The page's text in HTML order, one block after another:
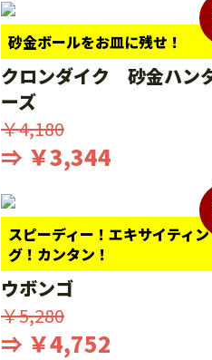
砂金ボールをお皿に残せ！
クロンダイク 砂金ハン
ーズ
￥4,180
⇒ ￥3,344
スピーディー！エキサイティン
グ！カンタン！
ウボンゴ
￥5,280
⇒ ￥4,752